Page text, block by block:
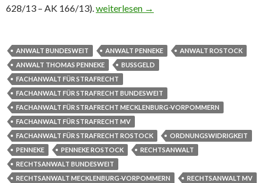
628/13 – AK 166/13).Weitergabe von Unterlagen an
weiterlesen →
ANWALT BUNDESWEIT ANWALT PENNEKE
ANWALT ROSTOCK
ANWALT THOMAS PENNEKE
BUSSGELD
FACHANWALT FÜR STRAFRECHT
FACHANWALT FÜR STRAFRECHT BUNDESWEIT
FACHANWALT FÜR STRAFRECHT MECKLENBURG-VORPOMMERN
FACHANWALT FÜR STRAFRECHT MV
FACHANWALT FÜR STRAFRECHT ROSTOCK
ORDNUNGSWIDRIGKEIT
PENNEKE
PENNEKE ROSTOCK
RECHTSANWALT
RECHTSANWALT BUNDESWEIT
RECHTSANWALT MECKLENBURG-VORPOMMERN
RECHTSANWALT MV